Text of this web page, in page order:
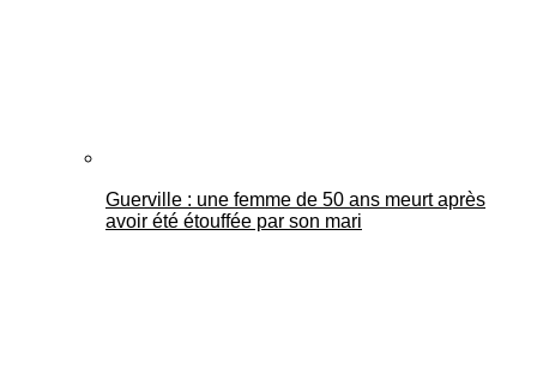
Guerville : une femme de 50 ans meurt après
avoir été étouffée par son mari